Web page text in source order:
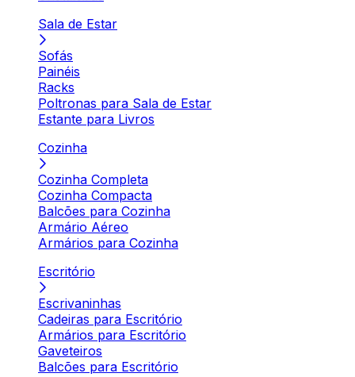
Sala de Estar
Sofás
Painéis
Racks
Poltronas para Sala de Estar
Estante para Livros
Cozinha
Cozinha Completa
Cozinha Compacta
Balcões para Cozinha
Armário Aéreo
Armários para Cozinha
Escritório
Escrivaninhas
Cadeiras para Escritório
Armários para Escritório
Gaveteiros
Balcões para Escritório